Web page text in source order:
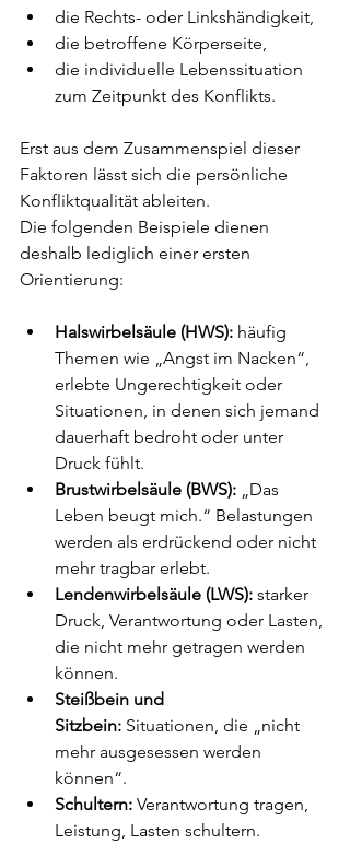
die Rechts- oder Linkshändigkeit,
die betroffene Körperseite,
die individuelle Lebenssituation
zum Zeitpunkt des Konflikts.
Erst aus dem Zusammenspiel dieser
Faktoren lässt sich die persönliche
Konfliktqualität ableiten.
Die folgenden Beispiele dienen
deshalb lediglich einer ersten
Orientierung:
Halswirbelsäule (HWS): häufig
Themen wie „Angst im Nacken“,
erlebte Ungerechtigkeit oder
Situationen, in denen sich jemand
dauerhaft bedroht oder unter
Druck fühlt.
Brustwirbelsäule (BWS): „Das
Leben beugt mich.“ Belastungen
werden als erdrückend oder nicht
mehr tragbar erlebt.
Lendenwirbelsäule (LWS): starker
Druck, Verantwortung oder Lasten,
die nicht mehr getragen werden
können.
Steißbein und
Sitzbein: Situationen, die „nicht
mehr ausgesessen werden
können“.
Schultern: Verantwortung tragen,
Leistung, Lasten schultern.